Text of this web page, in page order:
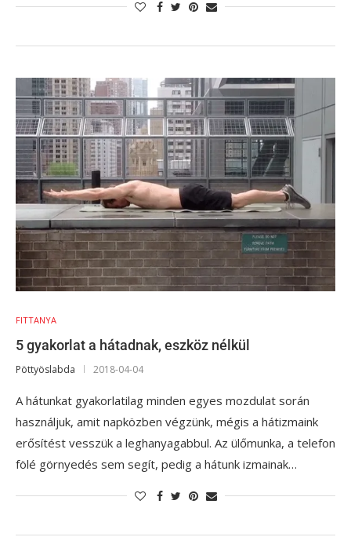
FITTANYA
5 gyakorlat a hátadnak, eszköz nélkül
Pöttyöslabda 2018-04-04
A hátunkat gyakorlatilag minden egyes mozdulat során
használjuk, amit napközben végzünk, mégis a hátizmaink
erősítést vesszük a leghanyagabbul. Az ülőmunka, a telefon
fölé görnyedés sem segít, pedig a hátunk izmainak…